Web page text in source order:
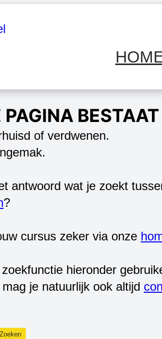
PAGINA
of verdwenen.
antwoord wat je zoekt
?
cursus zeker via onze
hieronder
je natuurlijk ook altijd
Zoeken